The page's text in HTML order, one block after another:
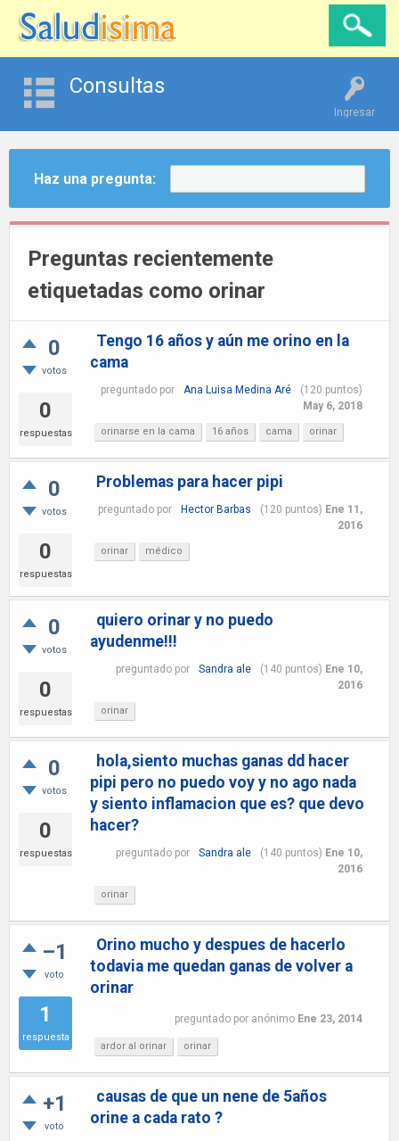
Ingresar
Consultas
Haz una pregunta:
Preguntas recientemente
etiquetadas como orinar
0
votos
0
respuestas
Tengo 16 años y aún me orino en la
cama
preguntado por Ana Luisa Medina Aré (120 puntos)
May 6, 2018
orinarse en la cama 16 años cama orinar
0
votos
0
respuestas
Problemas para hacer pipi
preguntado por Hector Barbas (120 puntos) Ene 11,
2016
orinar médico
0
votos
0
respuestas
quiero orinar y no puedo
ayudenme!!!
preguntado por Sandra ale (140 puntos) Ene 10,
2016
orinar
0
votos
0
respuestas
hola,siento muchas ganas dd hacer
pipi pero no puedo voy y no ago nada
y siento inflamacion que es? que devo
hacer?
preguntado por Sandra ale (140 puntos) Ene 10,
2016
orinar
–1
voto
1
respuesta
Orino mucho y despues de hacerlo
todavia me quedan ganas de volver a
orinar
preguntado por anónimo Ene 23, 2014
ardor al orinar orinar
+1
voto
causas de que un nene de 5años
orine a cada rato ?